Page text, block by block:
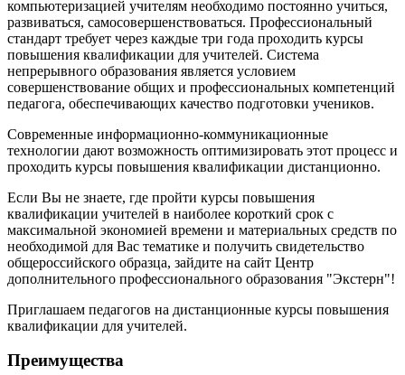
компьютеризацией учителям необходимо постоянно учиться,
развиваться, самосовершенствоваться. Профессиональный
стандарт требует через каждые три года проходить курсы
повышения квалификации для учителей. Система
непрерывного образования является условием
совершенствование общих и профессиональных компетенций
педагога, обеспечивающих качество подготовки учеников.
Современные информационно-коммуникационные
технологии дают возможность оптимизировать этот процесс и
проходить курсы повышения квалификации дистанционно.
Если Вы не знаете, где пройти курсы повышения
квалификации учителей в наиболее короткий срок с
максимальной экономией времени и материальных средств по
необходимой для Вас тематике и получить свидетельство
общероссийского образца, зайдите на сайт Центр
дополнительного профессионального образования "Экстерн"!
Приглашаем педагогов на дистанционные курсы повышения
квалификации для учителей.
Преимущества